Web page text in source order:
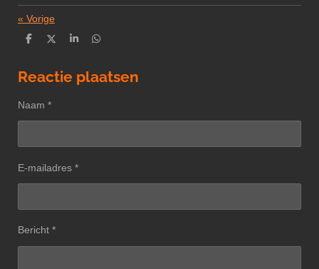
« Vorige
D
e
n
D
l
S
D
e
n
Reactie plaatsen
Naam *
E-mailadres *
Bericht *